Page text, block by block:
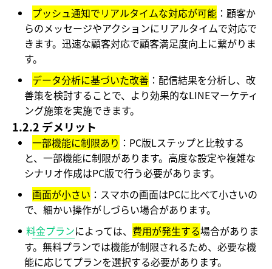
プッシュ通知でリアルタイムな対応が可能 ：顧客か
らのメッセージやアクションにリアルタイムで対応で
きます。迅速な顧客対応で顧客満足度向上に繋がりま
す。
データ分析に基づいた改善 ：配信結果を分析し、改
善策を検討することで、より効果的なLINEマーケティ
ング施策を実施できます。
1.2.2 デメリット
一部機能に制限あり ：PC版Lステップと比較する
と、一部機能に制限があります。高度な設定や複雑な
シナリオ作成はPC版で行う必要があります。
画面が小さい ：スマホの画面はPCに比べて小さいの
で、細かい操作がしづらい場合があります。
料金プランによっては、 費用が発生する場合がありま
す。無料プランでは機能が制限されるため、必要な機
能に応じてプランを選択する必要があります。